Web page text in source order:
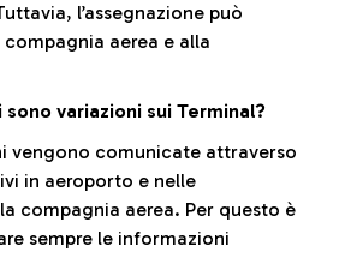
l’assegnazione può
aerea e alla
variazioni sui Terminal?
vengono comunicate attraverso
in aeroporto e nelle
compagnia aerea. Per questo è
sempre le informazioni